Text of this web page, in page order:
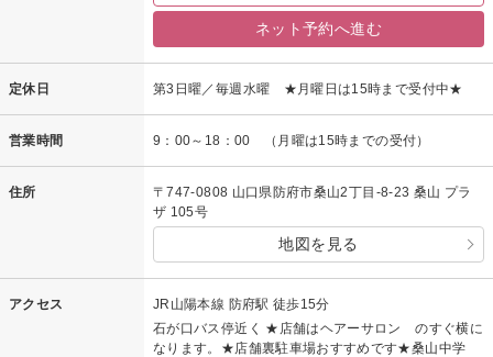
ネット予約へ進む
定休日 第3日曜／毎週水曜 ★月曜日は15時まで受付中★
営業時間 9：00～18：00 （月曜は15時までの受付）
住所
〒747-0808 山口県防府市桑山2丁目-8-23 桑山 プラ
ザ 105号
地図を見る
アクセス
JR山陽本線 防府駅 徒歩15分
石が口バス停近く ★店舗はヘアーサロン のすぐ横に
なります。★店舗裏駐車場おすすめです★桑山中学